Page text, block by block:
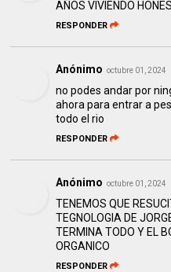
AÑOS VIVIENDO
RESPONDER
Anónimo octubre 01, 2024
no podes andar por
ahora para entrar a
todo el rio
RESPONDER
Anónimo octubre 01, 2024
TENEMOS QUE
TEGNOLOGIA DE
TERMINA TODO Y EL
ORGANICO
RESPONDER